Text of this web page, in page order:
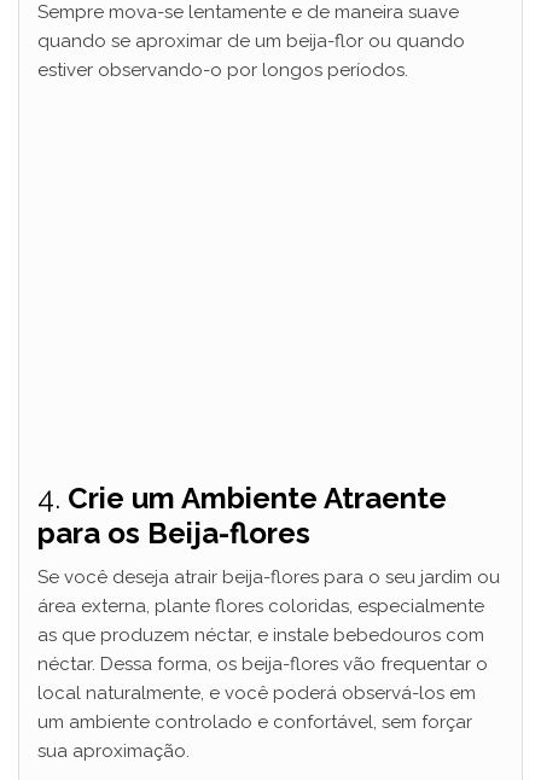
Sempre mova-se lentamente e de maneira suave
quando se aproximar de um beija-flor ou quando
estiver observando-o por longos períodos.
4. Crie um Ambiente Atraente
para os Beija-flores
Se você deseja atrair beija-flores para o seu jardim ou
área externa, plante flores coloridas, especialmente
as que produzem néctar, e instale bebedouros com
néctar. Dessa forma, os beija-flores vão frequentar o
local naturalmente, e você poderá observá-los em
um ambiente controlado e confortável, sem forçar
sua aproximação.